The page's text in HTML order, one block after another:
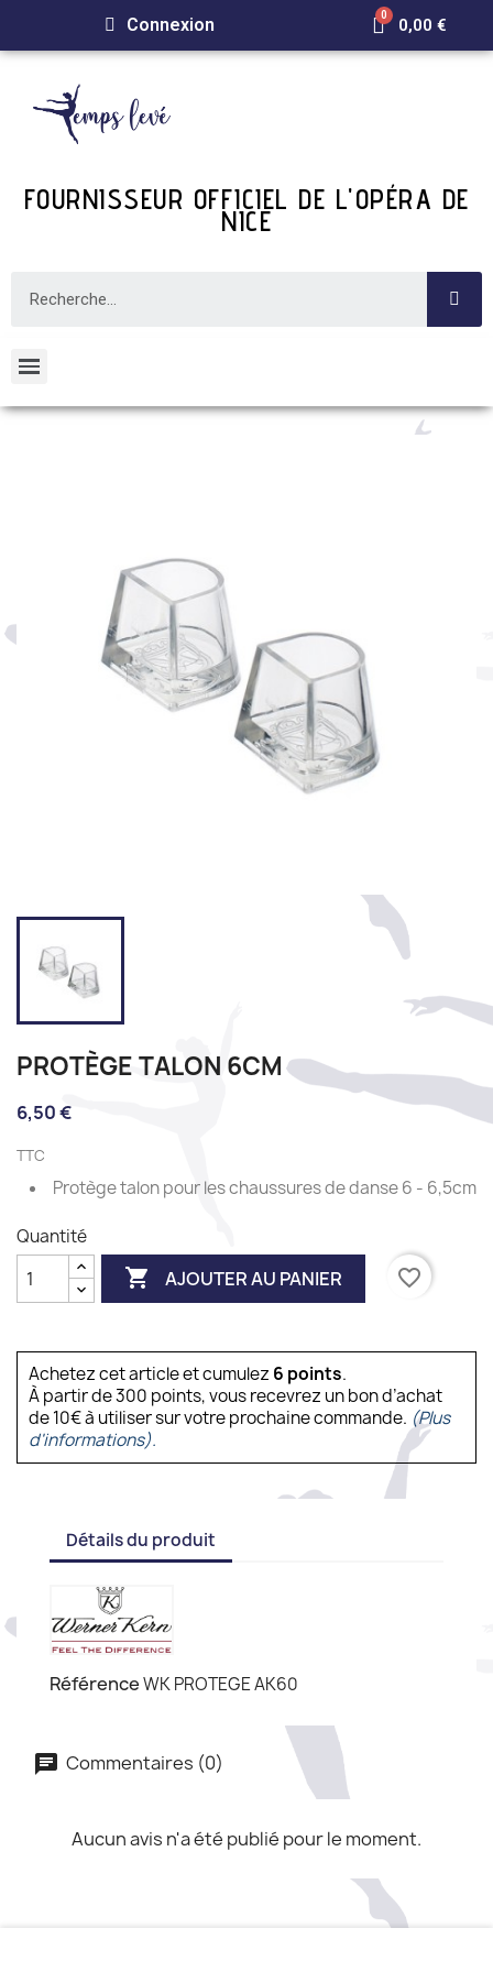
Connexion 0,00 €
FOURNISSEUR OFFICIEL DE L'OPÉRA DE
NICE
PROTÈGE TALON 6CM
6,50 €
TTC
Protège talon pour les chaussures de danse 6 - 6,5cm
Quantité
 AJOUTER AU PANIER favorite_border
Achetez cet article et cumulez 6 points.
À partir de 300 points, vous recevrez un bon d’achat
de 10€ à utiliser sur votre prochaine commande. (Plus
d'informations).
Détails du produit
RéférenceWK PROTEGE AK60
Commentaires (0)
Aucun avis n'a été publié pour le moment.